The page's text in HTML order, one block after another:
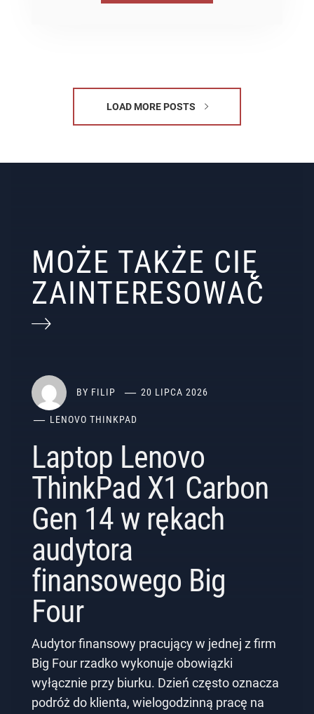
LOAD MORE POSTS
MOŻE TAKŻE CIĘ
ZAINTERESOWAĆ
BY FILIP 20 LIPCA 2026
LENOVO THINKPAD
Laptop Lenovo
ThinkPad X1 Carbon
Gen 14 w rękach
audytora
finansowego Big
Four
Audytor finansowy pracujący w jednej z firm
Big Four rzadko wykonuje obowiązki
wyłącznie przy biurku. Dzień często oznacza
podróż do klienta, wielogodzinną pracę na